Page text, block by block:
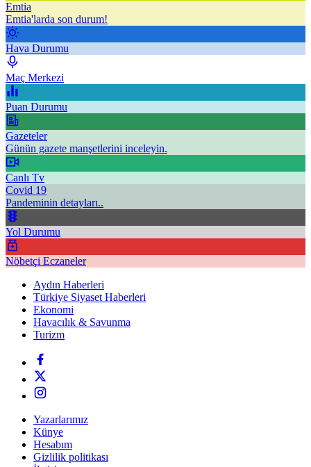
Emtia
Emtia'larda son durum!
Hava Durumu
Maç Merkezi
Puan Durumu
Gazeteler
Günün gazete manşetlerini inceleyin.
Canlı Tv
Covid 19
Pandeminin detayları..
Yol Durumu
Nöbetçi Eczaneler
Aydın Haberleri
Türkiye Siyaset Haberleri
Ekonomi
Havacılık & Savunma
Turizm
Yazarlarımız
Künye
Hesabım
Gizlilik politikası